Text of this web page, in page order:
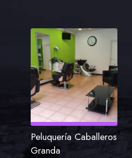
Peluquería Caballeros
Granda